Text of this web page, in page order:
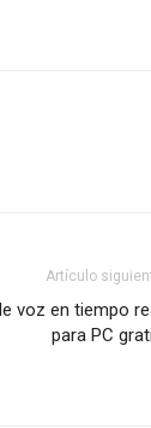
Artículo
voz en tiempo
para PC